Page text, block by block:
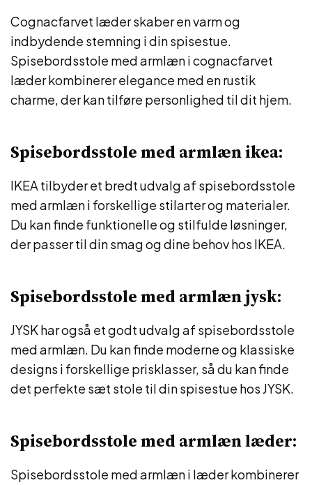
Cognacfarvet læder skaber en varm og
indbydende stemning i din spisestue.
Spisebordsstole med armlæn i cognacfarvet
læder kombinerer elegance med en rustik
charme, der kan tilføre personlighed til dit hjem.
Spisebordsstole med armlæn ikea:
IKEA tilbyder et bredt udvalg af spisebordsstole
med armlæn i forskellige stilarter og materialer.
Du kan finde funktionelle og stilfulde løsninger,
der passer til din smag og dine behov hos IKEA.
Spisebordsstole med armlæn jysk:
JYSK har også et godt udvalg af spisebordsstole
med armlæn. Du kan finde moderne og klassiske
designs i forskellige prisklasser, så du kan finde
det perfekte sæt stole til din spisestue hos JYSK.
Spisebordsstole med armlæn læder:
Spisebordsstole med armlæn i læder kombinerer